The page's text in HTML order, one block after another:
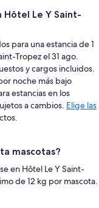
Hôtel Le Y Saint-
para una estancia de 1
Tropez el 31 ago.
y cargos incluidos.
noche más bajo
estancias en los
a cambios. Elige las
mascotas?
en Hôtel Le Y Saint-
de 12 kg por mascota.